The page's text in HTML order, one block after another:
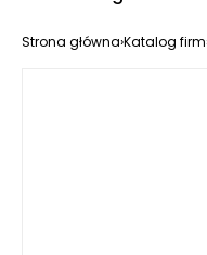
Strona główna›Katalog firm